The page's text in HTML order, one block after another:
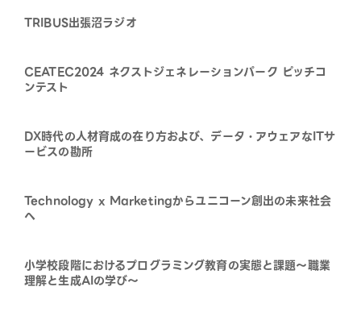
TRIBUS出張沼ラジオ
CEATEC2024 ネクストジェネレーションパーク ピッチコ
ンテスト
DX時代の人材育成の在り方および、データ・アウェアなITサ
ービスの勘所
Technology x Marketingからユニコーン創出の未来社会
へ
小学校段階におけるプログラミング教育の実態と課題～職業
理解と生成AIの学び～